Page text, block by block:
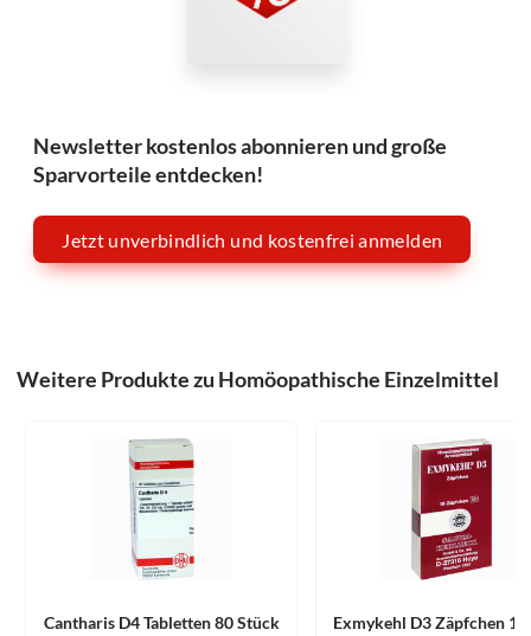
Newsletter kostenlos abonnieren und große
Sparvorteile entdecken!
Jetzt unverbindlich und kostenfrei anmelden
Weitere Produkte zu Homöopathische Einzelmittel
Cantharis D4 Tabletten 80 Stück